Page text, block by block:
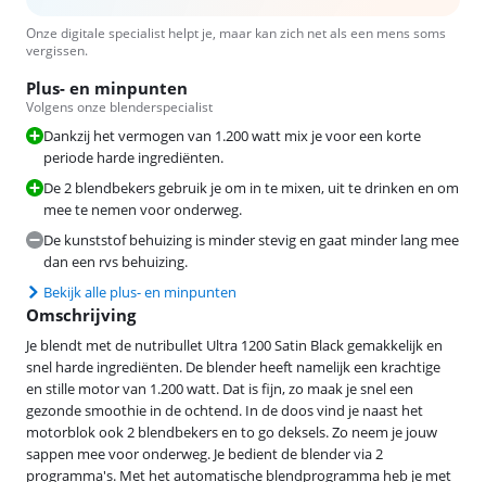
Onze digitale specialist helpt je, maar kan zich net als een mens soms
vergissen.
Plus- en minpunten
Volgens onze blenderspecialist
Dankzij het vermogen van 1.200 watt mix je voor een korte
periode harde ingrediënten.
De 2 blendbekers gebruik je om in te mixen, uit te drinken en om
mee te nemen voor onderweg.
De kunststof behuizing is minder stevig en gaat minder lang mee
dan een rvs behuizing.
Bekijk alle plus- en minpunten
Omschrijving
Je blendt met de nutribullet Ultra 1200 Satin Black gemakkelijk en
snel harde ingrediënten. De blender heeft namelijk een krachtige
en stille motor van 1.200 watt. Dat is fijn, zo maak je snel een
gezonde smoothie in de ochtend. In de doos vind je naast het
motorblok ook 2 blendbekers en to go deksels. Zo neem je jouw
sappen mee voor onderweg. Je bedient de blender via 2
programma's. Met het automatische blendprogramma heb je met